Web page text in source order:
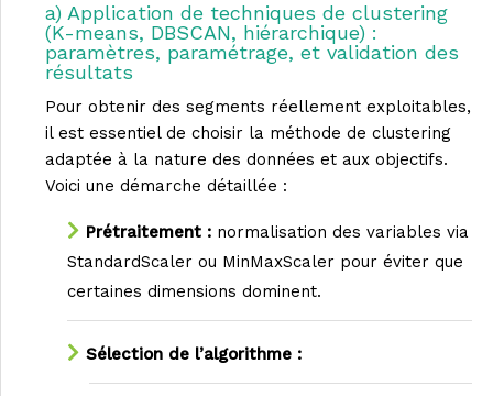
a) Application de techniques de clustering
(K-means, DBSCAN, hiérarchique) :
paramètres, paramétrage, et validation des
résultats
Pour obtenir des segments réellement exploitables,
il est essentiel de choisir la méthode de clustering
adaptée à la nature des données et aux objectifs.
Voici une démarche détaillée :
Prétraitement : normalisation des variables via
StandardScaler ou MinMaxScaler pour éviter que
certaines dimensions dominent.
Sélection de l’algorithme :